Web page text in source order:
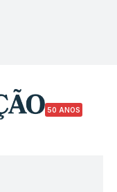
50 ANOS